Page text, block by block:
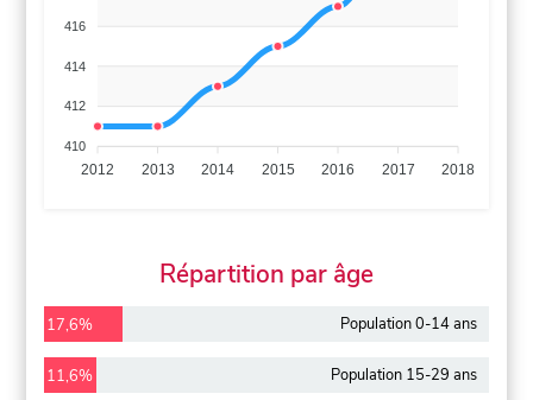
416
414
412
410
2012 2013 2014 2015 2016 2017 2018
Répartition par âge
17,6% Population 0-14 ans
11,6% Population 15-29 ans